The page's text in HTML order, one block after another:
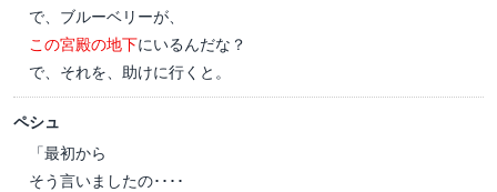
で、ブルーベリーが、
この宮殿の地下にいるんだな？
で、それを、助けに行くと。
ペシュ
「最初から
そう言いましたの････